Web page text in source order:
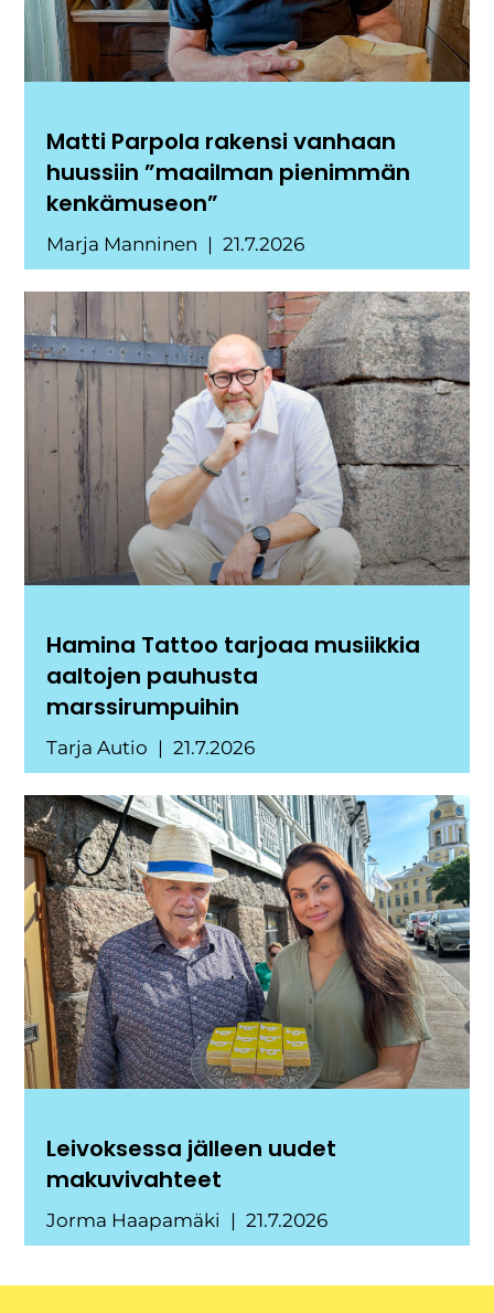
Matti Parpola rakensi vanhaan
huussiin ”maailman pienimmän
kenkämuseon”
Marja Manninen 21.7.2026
Hamina Tattoo tarjoaa musiikkia
aaltojen pauhusta
marssirumpuihin
Tarja Autio 21.7.2026
Leivoksessa jälleen uudet
makuvivahteet
Jorma Haapamäki 21.7.2026